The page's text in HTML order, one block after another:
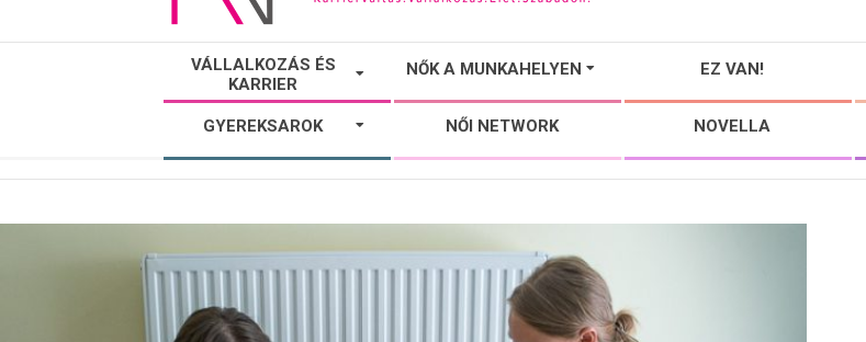
NŐI
VÁLTÓ
VÁLLALKOZÁS ÉS
KARRIER
NŐK A MUNKAHELYEN EZ VAN!
GYEREKSAROK NŐI NETWORK NOVELLA